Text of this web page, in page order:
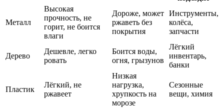
Металл
Высокая
прочность, не
горит, не боится
влаги
Дороже, может
ржаветь без
покрытия
Инструменты,
колёса,
запчасти
Дерево
Дешевле, легко
ровать
Боится воды,
огня, грызунов
Лёгкий
инвентарь,
банки
Пластик
Лёгкий, не
ржавеет
Низкая
нагрузка,
хрупкость на
морозе
Сезонные
вещи, химия